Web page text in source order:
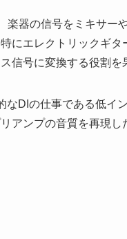
楽器の信号をミキサー
にエレクトリックギ
信号に変換する役割を
DIの仕事である低イ
アンプの音質を再現